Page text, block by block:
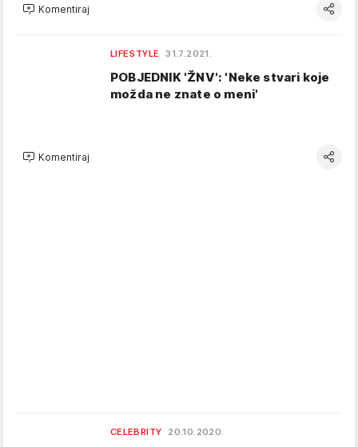
Komentiraj
LIFESTYLE 31.7.2021.
POBJEDNIK 'ŽNV': 'Neke stvari koje
možda ne znate o meni'
Komentiraj
CELEBRITY 20.10.2020.